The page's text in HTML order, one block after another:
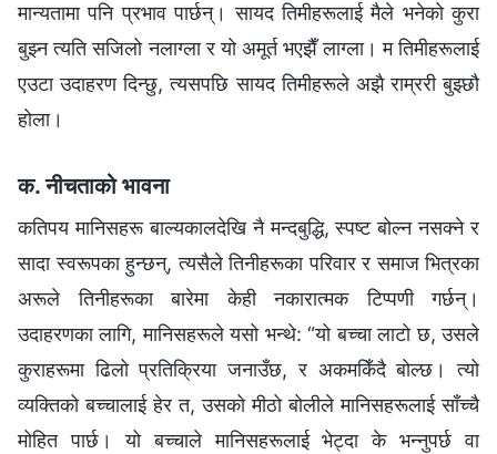
मान्यतामा पनि प्रभाव पार्छन्। सायद तिमीहरूलाई मैले भनेको कुरा
बुझ्‍न त्यति सजिलो नलाग्ला र यो अमूर्त भएझैँ लाग्ला। म तिमीहरूलाई
एउटा उदाहरण दिन्छु, त्यसपछि सायद तिमीहरूले अझै राम्ररी बुझ्छौ
होला।
क. नीचताको भावना
कतिपय मानिसहरू बाल्यकालदेखि नै मन्दबुद्धि, स्पष्ट बोल्न नसक्ने र
सादा स्वरूपका हुन्छन्, त्यसैले तिनीहरूका परिवार र समाज भित्रका
अरूले तिनीहरूका बारेमा केही नकारात्मक टिप्पणी गर्छन्।
उदाहरणका लागि, मानिसहरूले यसो भन्थे: “यो बच्चा लाटो छ, उसले
कुराहरूमा ढिलो प्रतिक्रिया जनाउँछ, र अकमकिँदै बोल्छ। त्यो
व्यक्तिको बच्चालाई हेर त, उसको मीठो बोलीले मानिसहरूलाई साँच्चै
मोहित पार्छ। यो बच्चाले मानिसहरूलाई भेट्दा के भन्नुपर्छ वा